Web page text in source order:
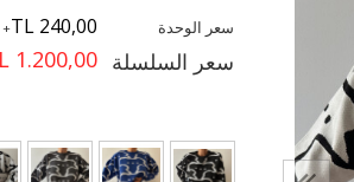
سعر الوحدة TL 240,00
+
سعر السلسلة 1.200,00